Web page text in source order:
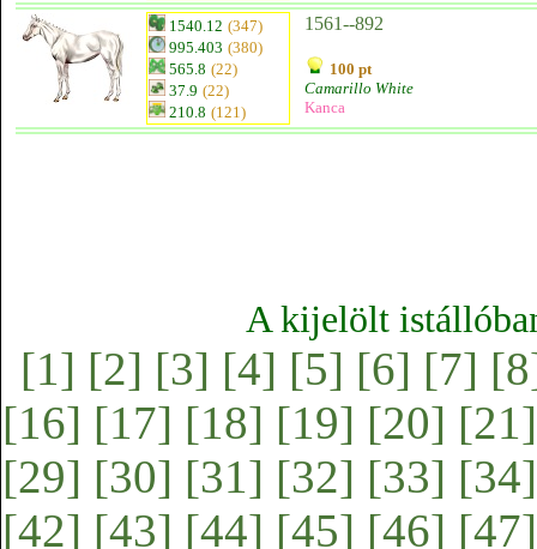
1540.12 (347)
995.403 (380)
565.8 (22)
37.9 (22)
210.8 (121)
1561--892
100 pt
Camarillo White
Kanca
A kijelölt
[1] [2] [3] [4] [5] [6] [7]
[16] [17] [18] [19] [20] [21]
[29] [30] [31] [32] [33] [34]
[42] [43] [44] [45] [46] [47]